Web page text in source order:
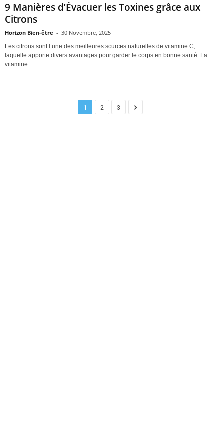
9 Manières d’Évacuer les Toxines grâce aux
Citrons
Horizon Bien-être - 30 Novembre, 2025
Les citrons sont l’une des meilleures sources naturelles de vitamine C,
laquelle apporte divers avantages pour garder le corps en bonne santé. La
vitamine...
1 2 3